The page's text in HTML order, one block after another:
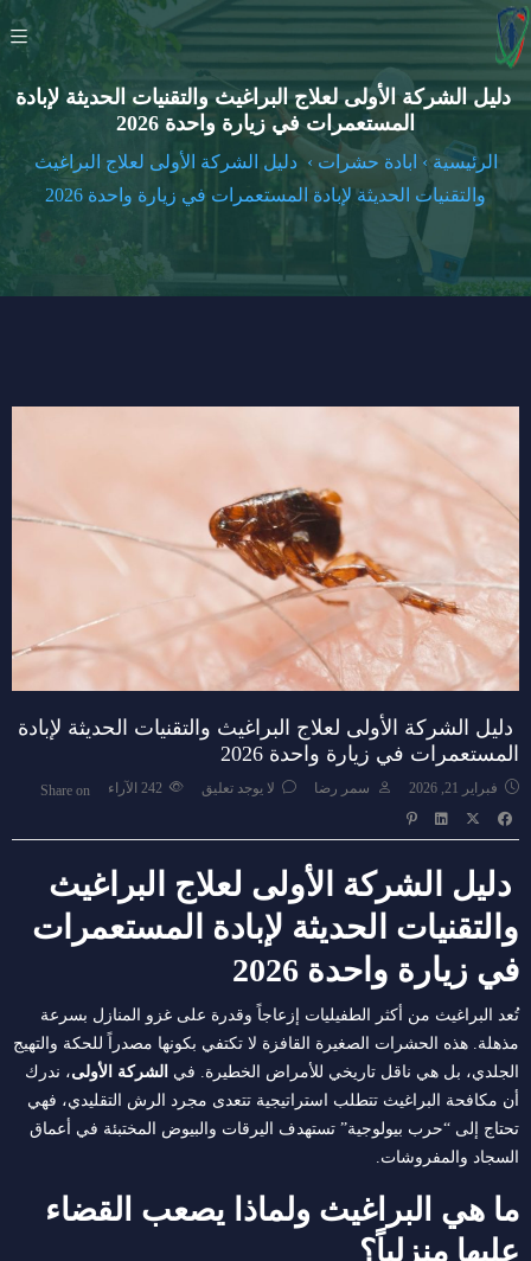
دليل الشركة الأولى لعلاج البراغيث والتقنيات الحديثة لإبادة
المستعمرات في زيارة واحدة 2026
الرئيسية › ابادة حشرات › دليل الشركة الأولى لعلاج البراغيث
والتقنيات الحديثة لإبادة المستعمرات في زيارة واحدة 2026
دليل الشركة الأولى لعلاج البراغيث والتقنيات الحديثة لإبادة
المستعمرات في زيارة واحدة 2026
فبراير 21, 2026 سمر رضا لا يوجد تعليق الآراء Share on
دليل الشركة الأولى لعلاج البراغيث
والتقنيات الحديثة لإبادة المستعمرات
في زيارة واحدة 2026
تُعد البراغيث من أكثر الطفيليات إزعاجاً وقدرة على غزو المنازل بسرعة
مذهلة. هذه الحشرات الصغيرة القافزة لا تكتفي بكونها مصدراً للحكة والتهيج
الجلدي، بل هي ناقل تاريخي للأمراض الخطيرة. في الشركة الأولى، ندرك
أن مكافحة البراغيث تتطلب استراتيجية تتعدى مجرد الرش التقليدي، فهي
تحتاج إلى “حرب بيولوجية” تستهدف اليرقات والبيوض المختبئة في أعماق
السجاد والمفروشات.
ما هي البراغيث ولماذا يصعب القضاء
عليها منزلياً؟